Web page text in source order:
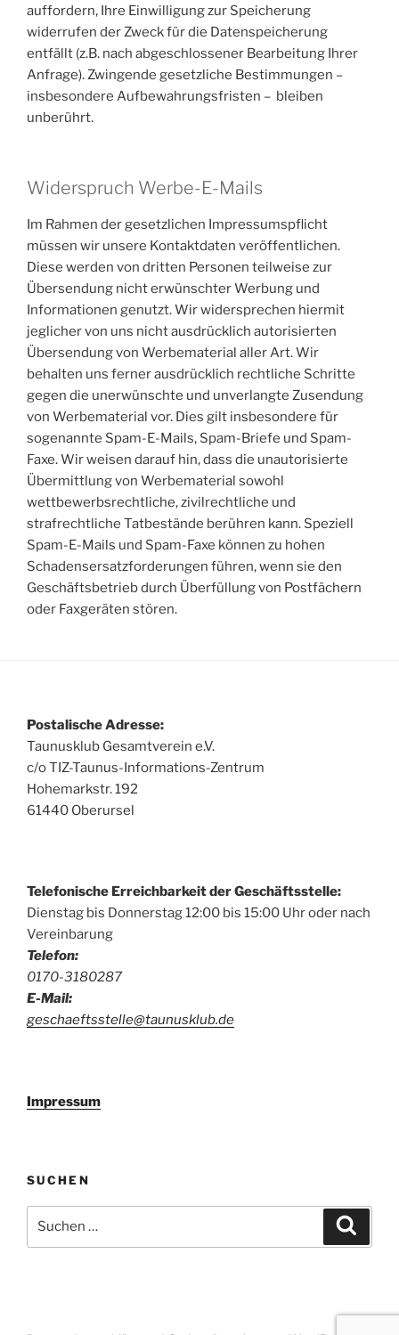
auffordern, Ihre Einwilligung zur Speicherung
widerrufen der Zweck für die Datenspeicherung
entfällt (z.B. nach abgeschlossener Bearbeitung Ihrer
Anfrage). Zwingende gesetzliche Bestimmungen –
insbesondere Aufbewahrungsfristen – bleiben
unberührt.
Widerspruch Werbe-E-Mails
Im Rahmen der gesetzlichen Impressumspflicht
müssen wir unsere Kontaktdaten veröffentlichen.
Diese werden von dritten Personen teilweise zur
Übersendung nicht erwünschter Werbung und
Informationen genutzt. Wir widersprechen hiermit
jeglicher von uns nicht ausdrücklich autorisierten
Übersendung von Werbematerial aller Art. Wir
behalten uns ferner ausdrücklich rechtliche Schritte
gegen die unerwünschte und unverlangte Zusendung
von Werbematerial vor. Dies gilt insbesondere für
sogenannte Spam-E-Mails, Spam-Briefe und Spam-
Faxe. Wir weisen darauf hin, dass die unautorisierte
Übermittlung von Werbematerial sowohl
wettbewerbsrechtliche, zivilrechtliche und
strafrechtliche Tatbestände berühren kann. Speziell
Spam-E-Mails und Spam-Faxe können zu hohen
Schadensersatzforderungen führen, wenn sie den
Geschäftsbetrieb durch Überfüllung von Postfächern
oder Faxgeräten stören.
Postalische Adresse:
Taunusklub Gesamtverein e.V.
c/o TIZ-Taunus-Informations-Zentrum
Hohemarkstr. 192
61440 Oberursel
Telefonische Erreichbarkeit der Geschäftsstelle:
Dienstag bis Donnerstag 12:00 bis 15:00 Uhr oder nach
Vereinbarung
Telefon:
0170-3180287
E-Mail:
geschaeftsstelle@taunusklub.de
Impressum
SUCHEN
nach: